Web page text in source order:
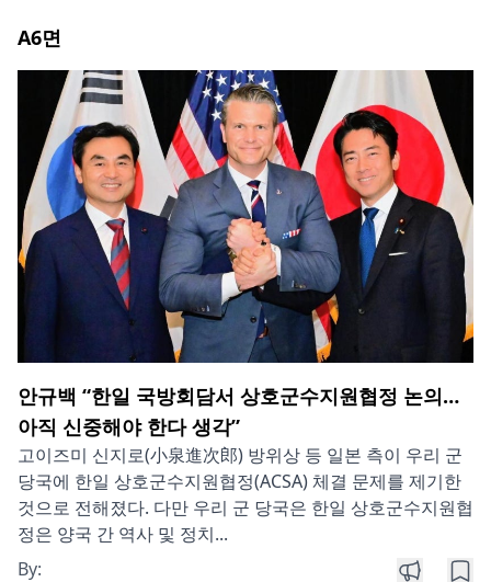
A6면
안규백 “한일 국방회담서 상호군수지원협정 논의…
아직 신중해야 한다 생각”
고이즈미 신지로(小泉進次郎) 방위상 등 일본 측이 우리 군
당국에 한일 상호군수지원협정(ACSA) 체결 문제를 제기한
것으로 전해졌다. 다만 우리 군 당국은 한일 상호군수지원협
정은 양국 간 역사 및 정치...
By: